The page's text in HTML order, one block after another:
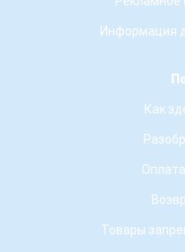
Информация
Как
Товары